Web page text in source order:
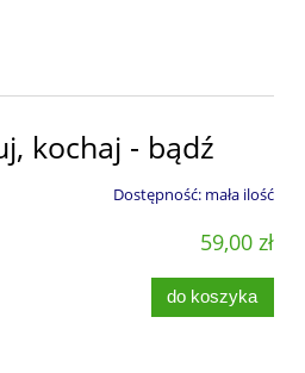
kochaj - bądź
Dostępność: mała ilość
59,00 zł
do koszyka